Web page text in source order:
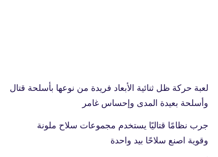
لعبة حركة ظل ثنائية الأبعاد فريدة من نوعها بأسلحة قتال
وأسلحة بعيدة المدى وإحساس غامر
جرب نظامًا قتاليًا يستخدم مجموعات سلاح ملونة
وقوية اصنع سلاحًا بيد واحدة